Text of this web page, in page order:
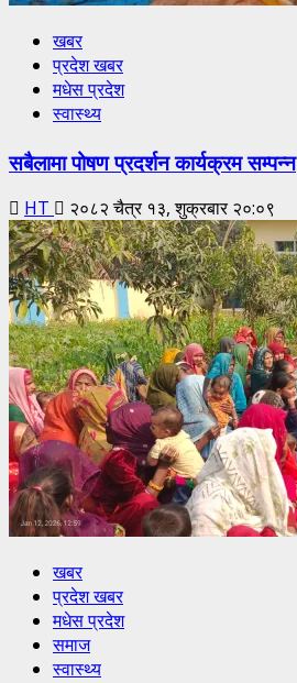
खबर
प्रदेश खबर
मधेस प्रदेश
स्वास्थ्य
सबैलामा पोषण प्रदर्शन कार्यक्रम सम्पन्न
HT २०८२ चैत्र १३, शुक्रबार २०:०९
खबर
प्रदेश खबर
मधेस प्रदेश
समाज
स्वास्थ्य